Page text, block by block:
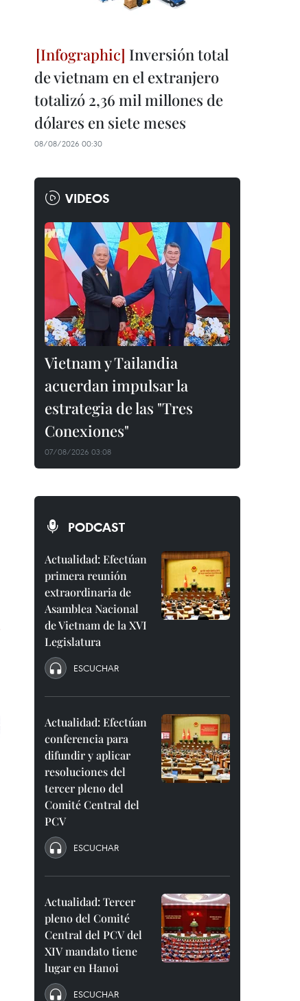
Inversión total
de vietnam en el extranjero
totalizó 2,36 mil millones de
dólares en siete meses
08/08/2026 00:30
VIDEOS
Vietnam y Tailandia
acuerdan impulsar la
estrategia de las "Tres
Conexiones"
07/08/2026 03:08
PODCAST
Actualidad: Efectúan
primera reunión
extraordinaria de
Asamblea Nacional
de Vietnam de la XVI
Legislatura
ESCUCHAR
Actualidad: Efectúan
conferencia para
difundir y aplicar
resoluciones del
tercer pleno del
Comité Central del
PCV
ESCUCHAR
Actualidad: Tercer
pleno del Comité
Central del PCV del
XIV mandato tiene
lugar en Hanoi
ESCUCHAR